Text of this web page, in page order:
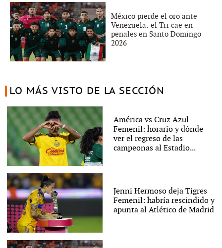
México pierde el oro ante
Venezuela: el Tri cae en
penales en Santo Domingo
2026
LO MÁS VISTO DE LA SECCIÓN
América vs Cruz Azul
Femenil: horario y dónde
ver el regreso de las
campeonas al Estadio...
Jenni Hermoso deja Tigres
Femenil: habría rescindido y
apunta al Atlético de Madrid